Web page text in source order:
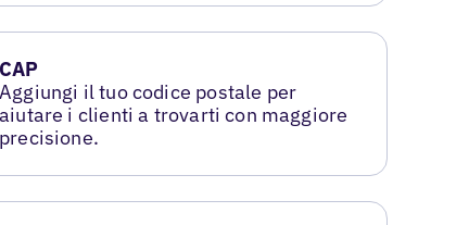
CAP
Aggiungi il tuo codice postale per
aiutare i clienti a trovarti con maggiore
precisione.